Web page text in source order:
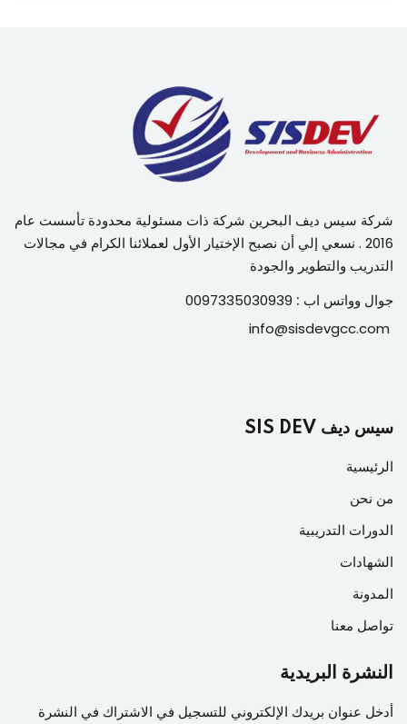
شركة سيس ديف البحرين شركة ذات مسئولية محدودة تأسست عام
2016 . نسعي إلي أن نصبح الإختيار الأول لعملائنا الكرام في مجالات
التدريب والتطوير والجودة
جوال وواتس اب :
info@sisdevgcc.com
سيس ديف SIS DEV
الرئيسية
من نحن
الدورات التدريبية
الشهادات
المدونة
تواصل معنا
النشرة البريدية
أدخل عنوان بريدك الإلكتروني للتسجيل في الاشتراك في النشرة